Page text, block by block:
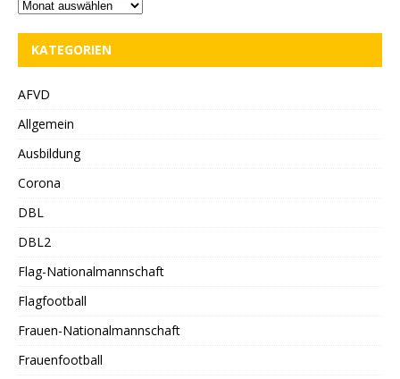
KATEGORIEN
AFVD
Allgemein
Ausbildung
Corona
DBL
DBL2
Flag-Nationalmannschaft
Flagfootball
Frauen-Nationalmannschaft
Frauenfootball